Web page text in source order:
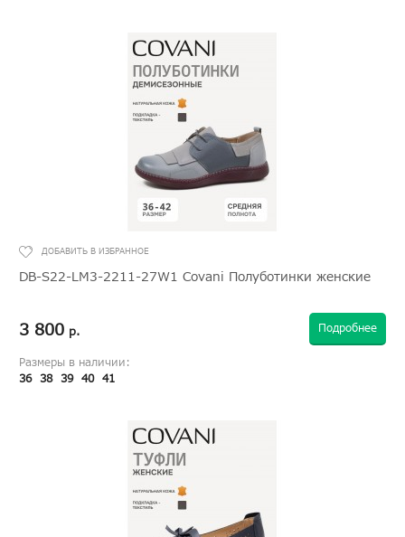
DB-S22-LM3-2211-27W1 Covani Полуботинки женские
3 800 р. Подробнее
Размеры в наличии:
36 38 39 40 41